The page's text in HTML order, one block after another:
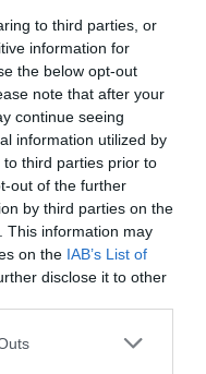
to third parties, or
information for
the below opt-out
note that after your
continue seeing
information utilized by
third parties prior to
out of the further
by third parties on the
This information may
on the IAB’s List of
disclose it to other
font preferida de
notícies d'actualitat